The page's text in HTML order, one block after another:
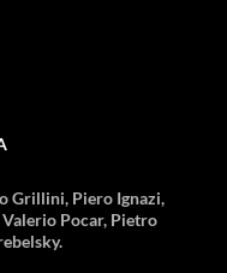
Grillini, Piero Ignazi,
Pocar, Pietro